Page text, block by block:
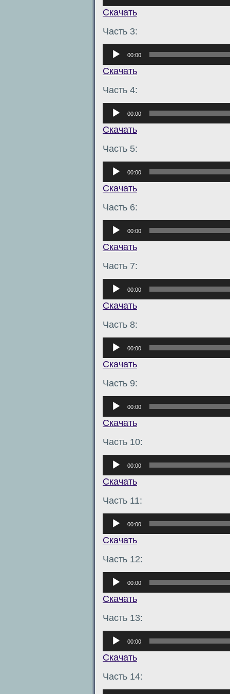
Скачать
Часть 3:
Аудиоплеер
00:00
Скачать
Часть 4:
Аудиоплеер
00:00
Скачать
Часть 5:
Аудиоплеер
00:00
Скачать
Часть 6:
Аудиоплеер
00:00
Скачать
Часть 7:
Аудиоплеер
00:00
Скачать
Часть 8:
Аудиоплеер
00:00
Скачать
Часть 9:
Аудиоплеер
00:00
Скачать
Часть 10:
Аудиоплеер
00:00
Скачать
Часть 11:
Аудиоплеер
00:00
Скачать
Часть 12:
Аудиоплеер
00:00
Скачать
Часть 13:
Аудиоплеер
00:00
Скачать
Часть 14: